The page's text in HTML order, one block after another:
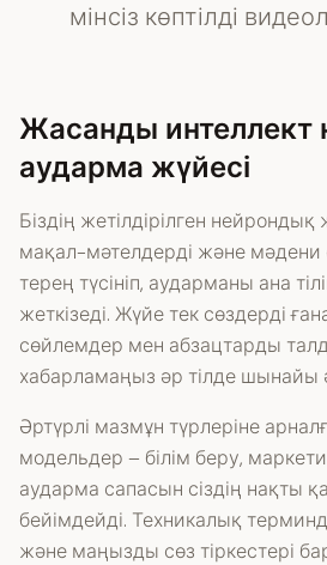
мінсіз көптілді
Жасанды интеллект
аударма жүйесі
Біздің жетілдірілген нейрондық
мақал-мәтелдерді және мәдени
терең түсініп, аударманы ана
жеткізеді. Жүйе тек сөздерді
сөйлемдер мен абзацтарды
хабарламаңыз әр тілде
Әртүрлі мазмұн түрлеріне
модельдер – білім беру,
аударма сапасын сіздің нақты
бейімдейді. Техникалық
және маңызды сөз тіркестері